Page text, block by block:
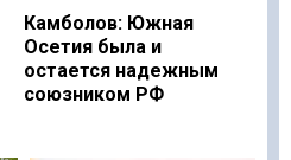
Камболов: Южная
Осетия была и
остается надежным
союзником РФ